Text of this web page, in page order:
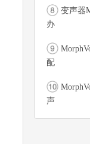
变声器
办
配
声